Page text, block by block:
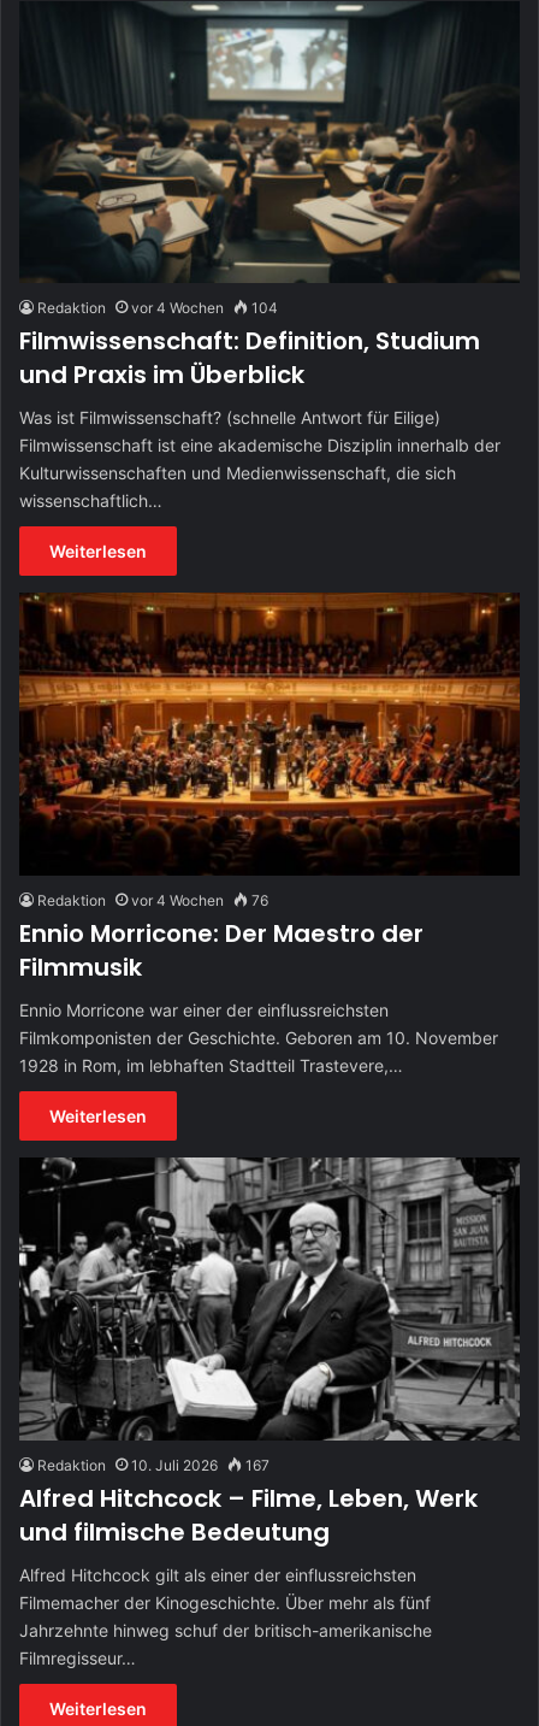
Redaktion vor 4 Wochen 104
Filmwissenschaft: Definition, Studium
und Praxis im Überblick
Was ist Filmwissenschaft? (schnelle Antwort für Eilige)
Filmwissenschaft ist eine akademische Disziplin innerhalb der
Kulturwissenschaften und Medienwissenschaft, die sich
wissenschaftlich…
Weiterlesen
Redaktion vor 4 Wochen 76
Ennio Morricone: Der Maestro der
Filmmusik
Ennio Morricone war einer der einflussreichsten
Filmkomponisten der Geschichte. Geboren am 10. November
1928 in Rom, im lebhaften Stadtteil Trastevere,…
Weiterlesen
Redaktion 10. Juli 2026 167
Alfred Hitchcock – Filme, Leben, Werk
und filmische Bedeutung
Alfred Hitchcock gilt als einer der einflussreichsten
Filmemacher der Kinogeschichte. Über mehr als fünf
Jahrzehnte hinweg schuf der britisch-amerikanische
Filmregisseur…
Weiterlesen